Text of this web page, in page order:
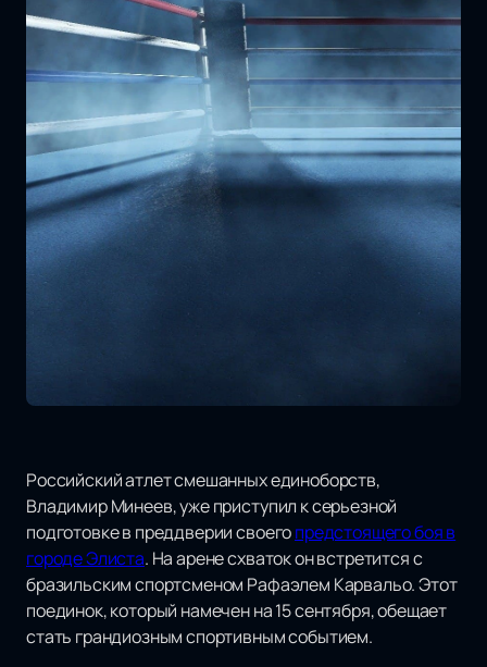
Российский атлет смешанных единоборств,
Владимир Минеев, уже приступил к серьезной
подготовке в преддверии своегопредстоящего боя в
городе Элиста. На арене схваток он встретится с
бразильским спортсменом Рафаэлем Карвальо. Этот
поединок, который намечен на 15 сентября, обещает
стать грандиозным спортивным событием.